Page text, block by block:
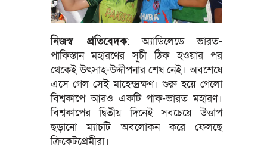
নিজস্ব প্রতিবেদক: অ্যাডিলেডে ভারত-
পাকিস্তান মহারণের সূচী ঠিক হওয়ার পর
থেকেই উৎসাহ-উদ্দীপনার শেষ নেই। অবশেষে
এসে গেল সেই মাহেন্দ্রক্ষণ। শুরু হয়ে গেলো
বিশ্বকাপে আরও একটি পাক-ভারত মহারণ।
বিশ্বকাপের দ্বিতীয় দিনেই সবচেয়ে উত্তাপ
ছড়ানো ম্যাচটি অবলোকন করে ফেলছে
ক্রিকেটপ্রেমীরা।